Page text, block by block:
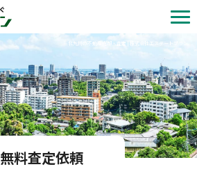
北九州の不動産売却・査定 | 株式会社エステートプラン
無料査定依頼